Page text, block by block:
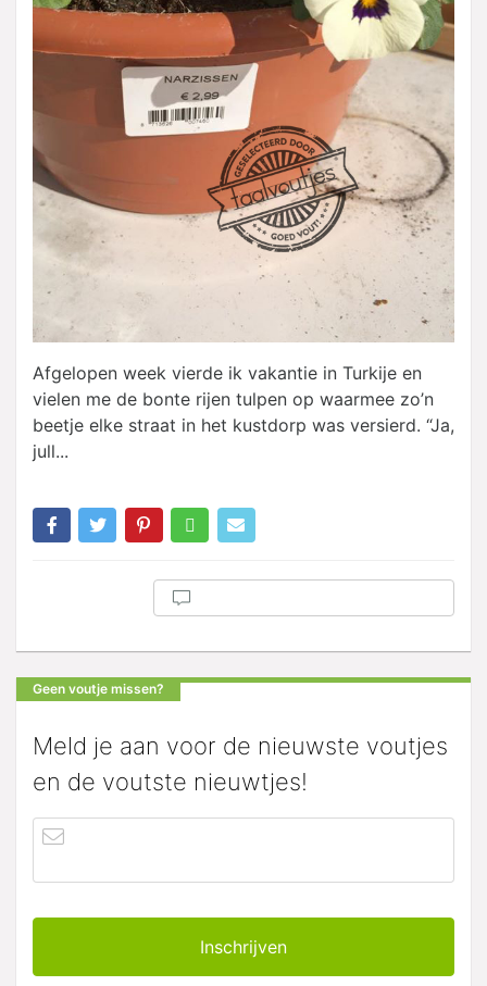
Afgelopen week vierde ik vakantie in Turkije en
vielen me de bonte rijen tulpen op waarmee zo’n
beetje elke straat in het kustdorp was versierd. “Ja,
jull...
Geen voutje missen?
Meld je aan voor de nieuwste voutjes
en de voutste nieuwtjes!